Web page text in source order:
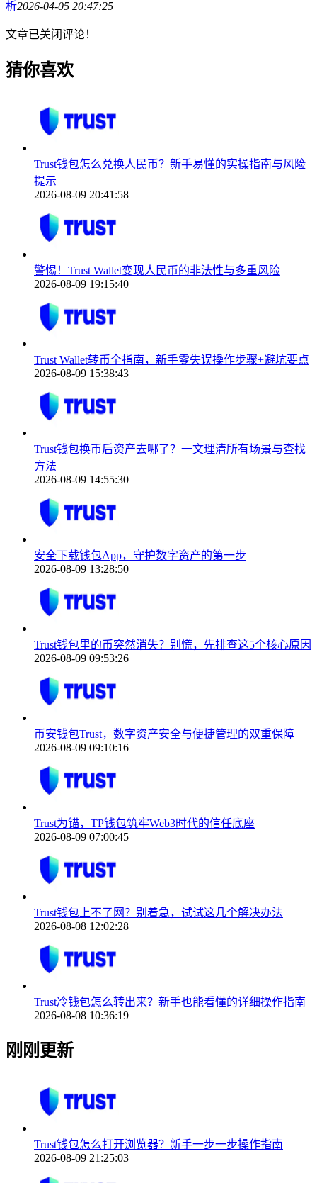
析2026-04-05 20:47:25
文章已关闭评论！
猜你喜欢
Trust钱包怎么兑换人民币？新手易懂的实操指南与风险
提示
2026-08-09 20:41:58
警惕！Trust Wallet变现人民币的非法性与多重风险
2026-08-09 19:15:40
Trust Wallet转币全指南，新手零失误操作步骤+避坑要点
2026-08-09 15:38:43
Trust钱包换币后资产去哪了？一文理清所有场景与查找
方法
2026-08-09 14:55:30
安全下载钱包App，守护数字资产的第一步
2026-08-09 13:28:50
Trust钱包里的币突然消失？别慌，先排查这5个核心原因
2026-08-09 09:53:26
币安钱包Trust，数字资产安全与便捷管理的双重保障
2026-08-09 09:10:16
Trust为锚，TP钱包筑牢Web3时代的信任底座
2026-08-09 07:00:45
Trust钱包上不了网？别着急，试试这几个解决办法
2026-08-08 12:02:28
Trust冷钱包怎么转出来？新手也能看懂的详细操作指南
2026-08-08 10:36:19
刚刚更新
Trust钱包怎么打开浏览器？新手一步一步操作指南
2026-08-09 21:25:03